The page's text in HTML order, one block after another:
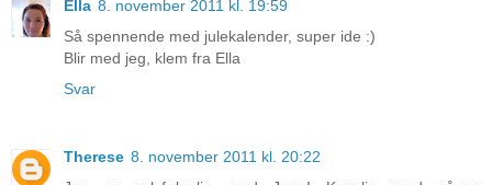
Ella 8. november 2011 kl. 19:59
Så spennende med julekalender, super ide :)
Blir med jeg, klem fra Ella
Svar
Therese 8. november 2011 kl. 20:22